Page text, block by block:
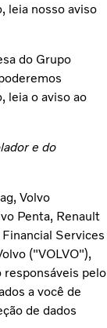
leia nosso aviso
do Grupo
leia o aviso ao
e do
Volvo
Penta, Renault
Services
("VOLVO"),
responsáveis pelo
a você de
de dados